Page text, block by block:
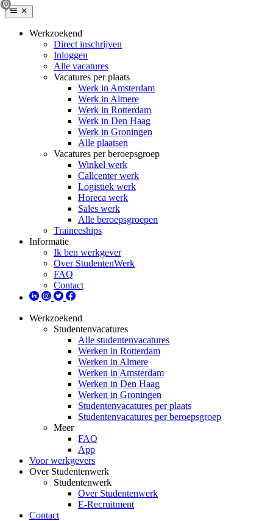
Werkzoekend
Direct inschrijven
Inloggen
Alle vacatures
Vacatures per plaats
Werk in Amsterdam
Werk in Almere
Werk in Rotterdam
Werk in Den Haag
Werk in Groningen
Alle plaatsen
Vacatures per beroepsgroep
Winkel werk
Callcenter werk
Logistiek werk
Horeca werk
Sales werk
Alle beroepsgroepen
Traineeships
Informatie
Ik ben werkgever
Over StudentenWerk
FAQ
Contact
Werkzoekend
Studentenvacatures
Alle studentenvacatures
Werken in Rotterdam
Werken in Almere
Werken in Amsterdam
Werken in Den Haag
Werken in Groningen
Studentenvacatures per plaats
Studentenvacatures per beroepsgroep
Meer
FAQ
App
Voor werkgevers
Over Studentenwerk
Studentenwerk
Over Studentenwerk
E-Recruitment
Contact